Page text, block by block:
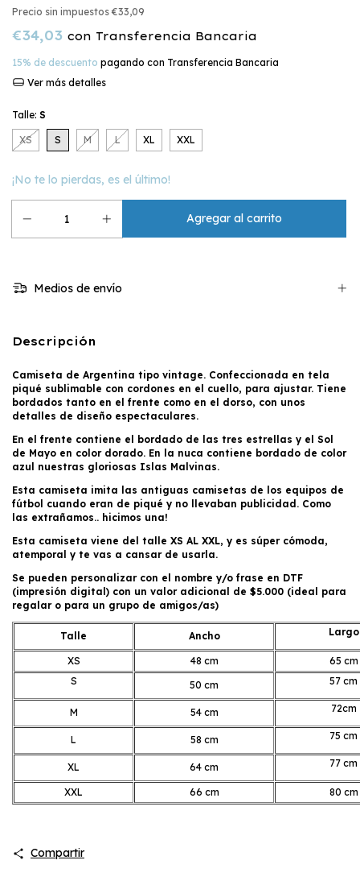
Precio sin impuestos €33,09
€34,03 con Transferencia Bancaria
15% de descuento pagando con Transferencia Bancaria
Ver más detalles
Talle: S
XS S M L XL XXL
¡No te lo pierdas, es el último!
Medios de envío
Descripción
Camiseta de Argentina tipo vintage. Confeccionada en tela
piqué sublimable con cordones en el cuello, para ajustar. Tiene
bordados tanto en el frente como en el dorso, con unos
detalles de diseño espectaculares.
En el frente contiene el bordado de las tres estrellas y el Sol
de Mayo en color dorado. En la nuca contiene bordado de color
azul nuestras gloriosas Islas Malvinas.
Esta camiseta imita las antiguas camisetas de los equipos de
fútbol cuando eran de piqué y no llevaban publicidad. Como
las extrañamos.. hicimos una!
Esta camiseta viene del talle XS AL XXL, y es súper cómoda,
atemporal y te vas a cansar de usarla.
Se pueden personalizar con el nombre y/o frase en DTF
(impresión digital) con un valor adicional de $5.000 (ideal para
regalar o para un grupo de amigos/as)
Talle Ancho Largo
XS 48 cm
65 cm
S
50 cm 57 cm
M 54 cm 72cm
L 58 cm 75 cm
XL 64 cm 77 cm
XXL 66 cm 80 cm
Compartir